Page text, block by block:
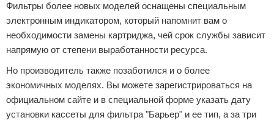
Фильтры более новых моделей оснащены специальным
электронным индикатором, который напомнит вам о
необходимости замены картриджа, чей срок службы зависит
напрямую от степени выработанности ресурса.
Но производитель также позаботился и о более
экономичных моделях. Вы можете зарегистрироваться на
официальном сайте и в специальной форме указать дату
установки кассеты для фильтра "Барьер" и ее тип, а за три